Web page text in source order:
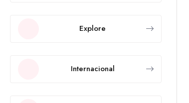
Explore
Internacional